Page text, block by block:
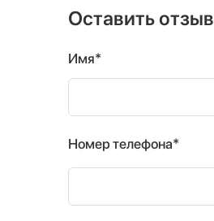
Оставить отзыв
Имя*
Номер телефона*